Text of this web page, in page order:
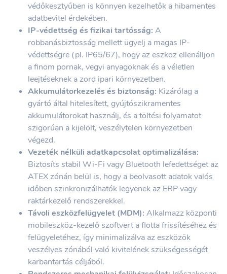
védőkesztyűben is könnyen kezelhetők a hibamentes
adatbevitel érdekében.
IP-védettség és fizikai tartósság: A
robbanásbiztosság mellett ügyelj a magas IP-
védettségre (pl. IP65/67), hogy az eszköz ellenálljon
a finom pornak, vegyi anyagoknak és a véletlen
leejtéseknek a zord ipari környezetben.
Akkumulátorkezelés és biztonság: Kizárólag a
gyártó által hitelesített, gyújtószikramentes
akkumulátorokat használj, és a töltési folyamatot
szigorúan a kijelölt, veszélytelen környezetben
végezd.
Vezeték nélküli adatkapcsolat optimalizálása:
Biztosíts stabil Wi-Fi vagy Bluetooth lefedettséget az
ATEX zónán belül is, hogy a beolvasott adatok valós
időben szinkronizálhatók legyenek az ERP vagy
raktárkezelő rendszerekkel.
Távoli eszközfelügyelet (MDM): Alkalmazz központi
mobileszköz-kezelő szoftvert a flotta frissítéséhez és
felügyeletéhez, így minimalizálva az eszközök
veszélyes zónából való kivitelének szükségességét
karbantartás céljából.